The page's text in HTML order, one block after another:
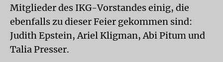
Mitglieder des IKG-Vorstandes einig, die
ebenfalls zu dieser Feier gekommen sind:
Judith Epstein, Ariel Kligman, Abi Pitum und
Talia Presser.